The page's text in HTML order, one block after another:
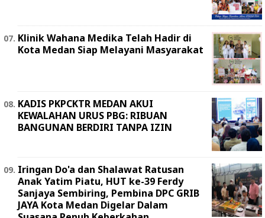
Klinik Wahana Medika Telah Hadir di
Kota Medan Siap Melayani Masyarakat
KADIS PKPCKTR MEDAN AKUI
KEWALAHAN URUS PBG: RIBUAN
BANGUNAN BERDIRI TANPA IZIN
Iringan Do'a dan Shalawat Ratusan
Anak Yatim Piatu, HUT ke-39 Ferdy
Sanjaya Sembiring, Pembina DPC GRIB
JAYA Kota Medan Digelar Dalam